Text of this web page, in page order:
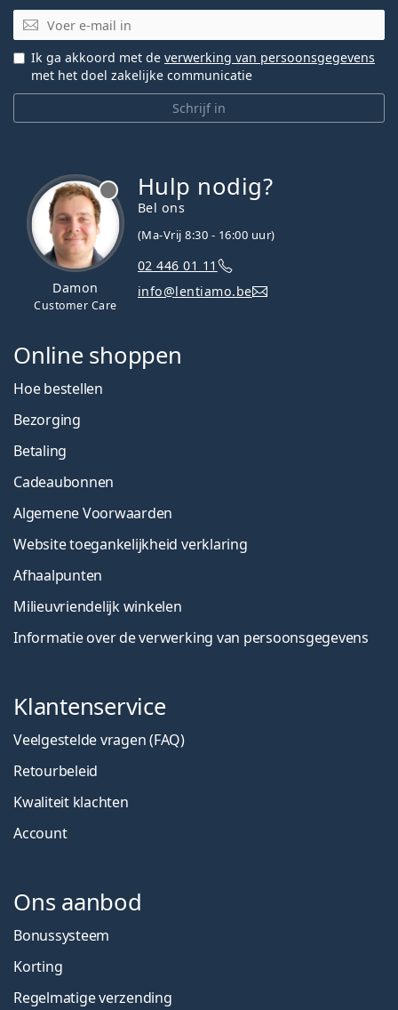
E-mail
Schrijf in
Ik ga akkoord met de verwerking van persoonsgegevens
met het doel zakelijke communicatie
Damon
Customer Care
Hulp nodig?
Bel ons
(Ma-Vrij 8:30 - 16:00 uur)
02 446 01 11
info@lentiamo.be
Online shoppen
Hoe bestellen
Bezorging
Betaling
Cadeaubonnen
Algemene Voorwaarden
Website toegankelijkheid verklaring
Afhaalpunten
Milieuvriendelijk winkelen
Informatie over de verwerking van persoonsgegevens
Klantenservice
Veelgestelde vragen (FAQ)
Retourbeleid
Kwaliteit klachten
Account
Ons aanbod
Bonussysteem
Korting
Regelmatige verzending